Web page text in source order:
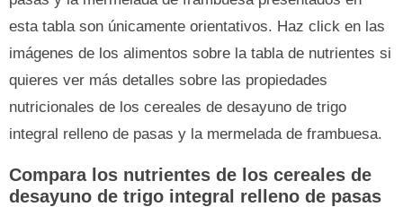
esta tabla son únicamente orientativos. Haz click en las
imágenes de los alimentos sobre la tabla de nutrientes si
quieres ver más detalles sobre las propiedades
nutricionales de los cereales de desayuno de trigo
integral relleno de pasas y la mermelada de frambuesa.
Compara los nutrientes de los cereales de
desayuno de trigo integral relleno de pasas